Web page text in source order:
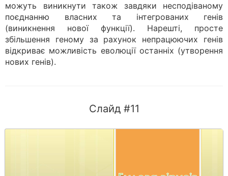
можуть виникнути також завдяки несподіваному
поєднанню власних та інтегрованих генів
(виникнення нової функції). Нарешті, просте
збільшення геному за рахунок непрацюючих генів
відкриває можливість еволюції останніх (утворення
нових генів).
Слайд #11